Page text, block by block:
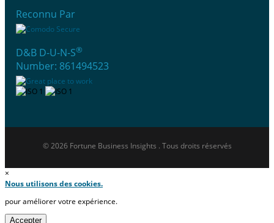
Reconnu Par
D&B D-U-N-S®
Number: 861494523
© 2026 Fortune Business Insights . Tous droits réservés
×
Nous utilisons des cookies.
pour améliorer votre expérience.
Accepter